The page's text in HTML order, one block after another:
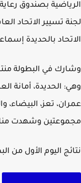
بصندوق
تسيير الاتحاد
بالحديدة
في البطولة
الحديدة، أمانة
تعز، البيضاء،
وشهدت
اليوم الأول من